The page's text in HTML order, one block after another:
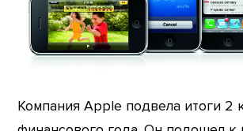
Компания Apple подвела итоги 2